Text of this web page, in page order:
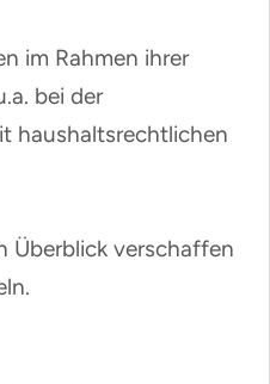
im Rahmen ihrer
bei der
haushaltsrechtlichen
Überblick verschaffen